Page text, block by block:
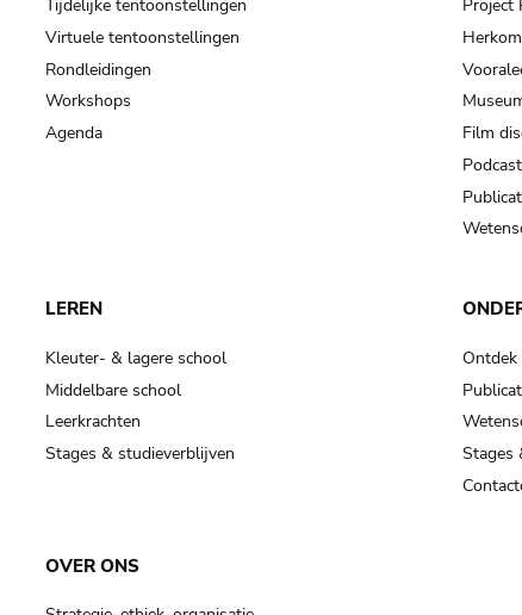
Tijdelijke tentoonstellingen
Virtuele tentoonstellingen
Rondleidingen
Workshops
Agenda
Project
Film
LEREN
Kleuter- & lagere school
Middelbare school
Leerkrachten
Stages & studieverblijven
Ontdek
Stages
OVER ONS